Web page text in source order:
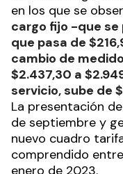
en los que se
cargo fijo -que se
que pasa de
cambio de
$2.437,30 a
servicio, sube de
La presentación
de septiembre y
nuevo cuadro
comprendido
enero de 2023.